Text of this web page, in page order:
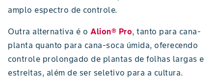
amplo espectro de controle.
Outra alternativa é o Alion® Pro, tanto para cana-
planta quanto para cana-soca úmida, oferecendo
controle prolongado de plantas de folhas largas e
estreitas, além de ser seletivo para a cultura.